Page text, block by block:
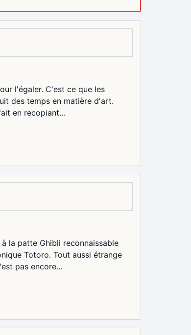
l'égaler. C'est ce que les
des temps en matière d'art.
en recopiant...
la patte Ghibli reconnaissable
Totoro. Tout aussi étrange
pas encore...